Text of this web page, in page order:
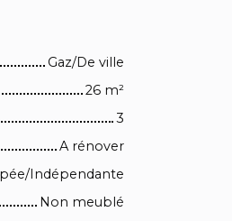
Gaz/De ville
26 m²
3
A rénover
Indépendante
Non meublé